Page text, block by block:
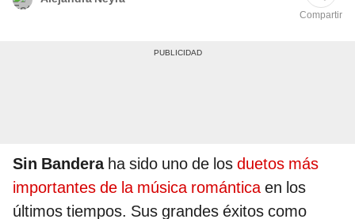
Compartir
Sin Banderaha sido uno de los duetos más
importantes de la música románticaen los
últimos tiempos. Sus grandes éxitos como